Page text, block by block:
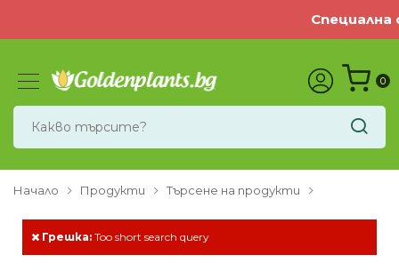
Специална
0
Начало Продукти Търсене на продукти
Грешка: Too short search query